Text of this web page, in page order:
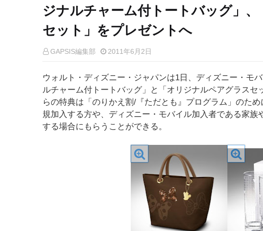
ジナルチャーム付トートバッグ」
セット」をプレゼントへ
GAPSIS編集部 2011年6月2日
ウォルト・ディズニー・ジャパンは1日、ディズニー・モ
ルチャーム付トートバッグ」と「オリジナルペアグラス
らの特典は「のりかえ割/『ただとも』プログラム」のた
規加入する方や、ディズニー・モバイル加入者である家族
する場合にもらうことができる。